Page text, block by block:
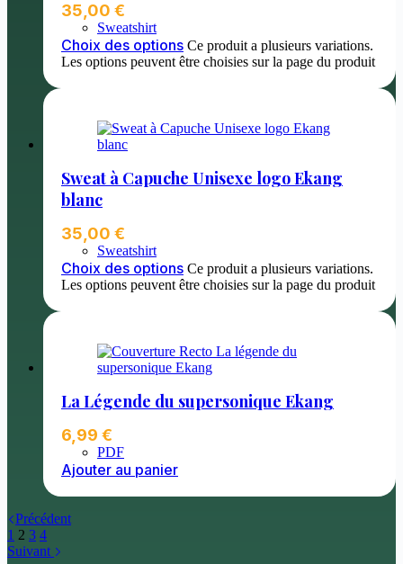
35,00 €
Sweatshirt
Choix des options Ce produit a plusieurs variations.
Les options peuvent être choisies sur la page du produit
Sweat à Capuche Unisexe logo Ekang
blanc
35,00 €
Sweatshirt
Choix des options Ce produit a plusieurs variations.
Les options peuvent être choisies sur la page du produit
La Légende du supersonique Ekang
6,99 €
PDF
Ajouter au panier
Précédent
1 2 3 4
Suivant